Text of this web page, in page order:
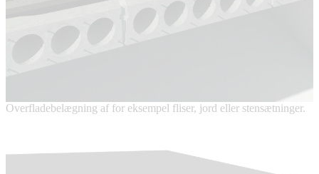
Overfladebelægning af for eksempel fliser, jord eller stensætninger.